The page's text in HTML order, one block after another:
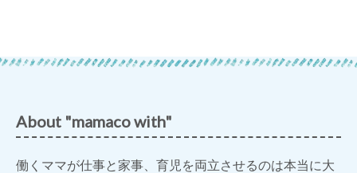
About "mamaco with"
働くママが仕事と家事、育児を両立させるのは本当に大